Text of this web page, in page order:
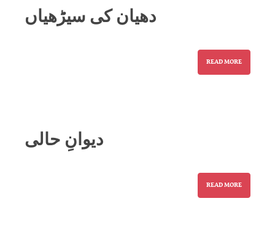
دھیان کی سیڑھیاں
READ MORE
دیوانِ حالی
READ MORE